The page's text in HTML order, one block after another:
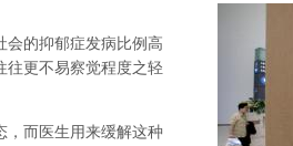
会的抑郁症发病比例高
往更不易察觉程度之轻
，而医生用来缓解这种